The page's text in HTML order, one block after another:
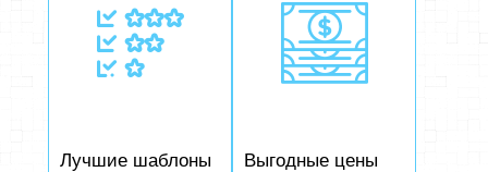
Лучшие шаблоны Выгодные цены